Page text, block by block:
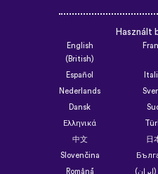
Használt
English
(British)
Español
Nederlands
Dansk
Ελληνικά
中文 日
Slovenčina
Română